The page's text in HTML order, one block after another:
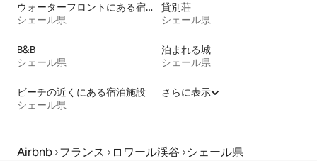
ウォーターフロントにある宿泊施設
シェール県
貸別荘
シェール県
B&B
シェール県
泊まれる城
シェール県
ビーチの近くにある宿泊施設
シェール県
さらに表示
Airbnb フランス ロワール渓谷 シェール県